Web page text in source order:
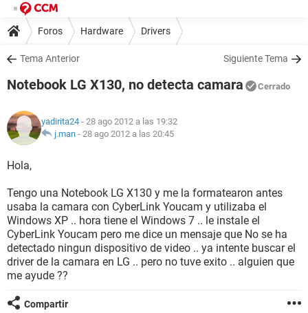
Foros Hardware Drivers
Tema Anterior Siguiente Tema
Notebook LG X130, no detecta camara Cerrado
yadirita24 - 28 ago 2012 a las 19:32
j.man - 28 ago 2012 a las 20:45
Hola,
Tengo una Notebook LG X130 y me la formatearon antes
usaba la camara con CyberLink Youcam y utilizaba el
Windows XP .. hora tiene el Windows 7 .. le instale el
CyberLink Youcam pero me dice un mensaje que No se ha
detectado ningun dispositivo de video .. ya intente buscar el
driver de la camara en LG .. pero no tuve exito .. alguien que
me ayude ??
Compartir